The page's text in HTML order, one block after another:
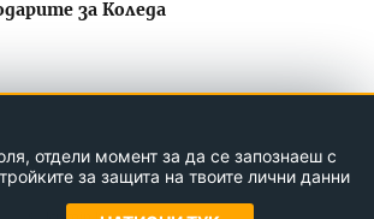
за Коледа
За нас Реклама
отдели момент за да се запознаеш с
за защита на твоите лични данни